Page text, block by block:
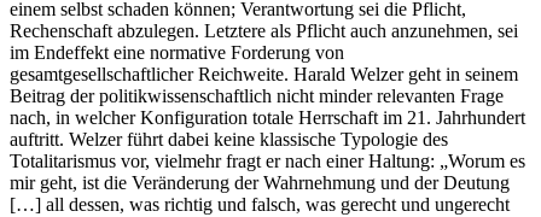
einem selbst schaden können; Verantwortung sei die Pflicht,
Rechenschaft abzulegen. Letztere als Pflicht auch anzunehmen, sei
im Endeffekt eine normative Forderung von
gesamtgesellschaftlicher Reichweite. Harald Welzer geht in seinem
Beitrag der politikwissenschaftlich nicht minder relevanten Frage
nach, in welcher Konfiguration totale Herrschaft im 21. Jahrhundert
auftritt. Welzer führt dabei keine klassische Typologie des
Totalitarismus vor, vielmehr fragt er nach einer Haltung: „Worum es
mir geht, ist die Veränderung der Wahrnehmung und der Deutung
[…] all dessen, was richtig und falsch, was gerecht und ungerecht